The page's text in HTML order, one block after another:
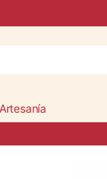
Artesanía